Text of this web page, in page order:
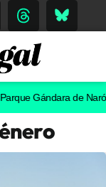
Gándara de Narón El